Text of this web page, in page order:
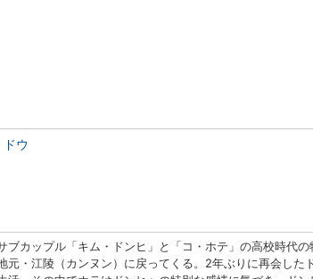
ドウ
ブカップル「キム・ドンヒ」と「コ・ホテ」の高校時代
・江陵（カンヌン）に戻ってくる。2年ぶりに再会し